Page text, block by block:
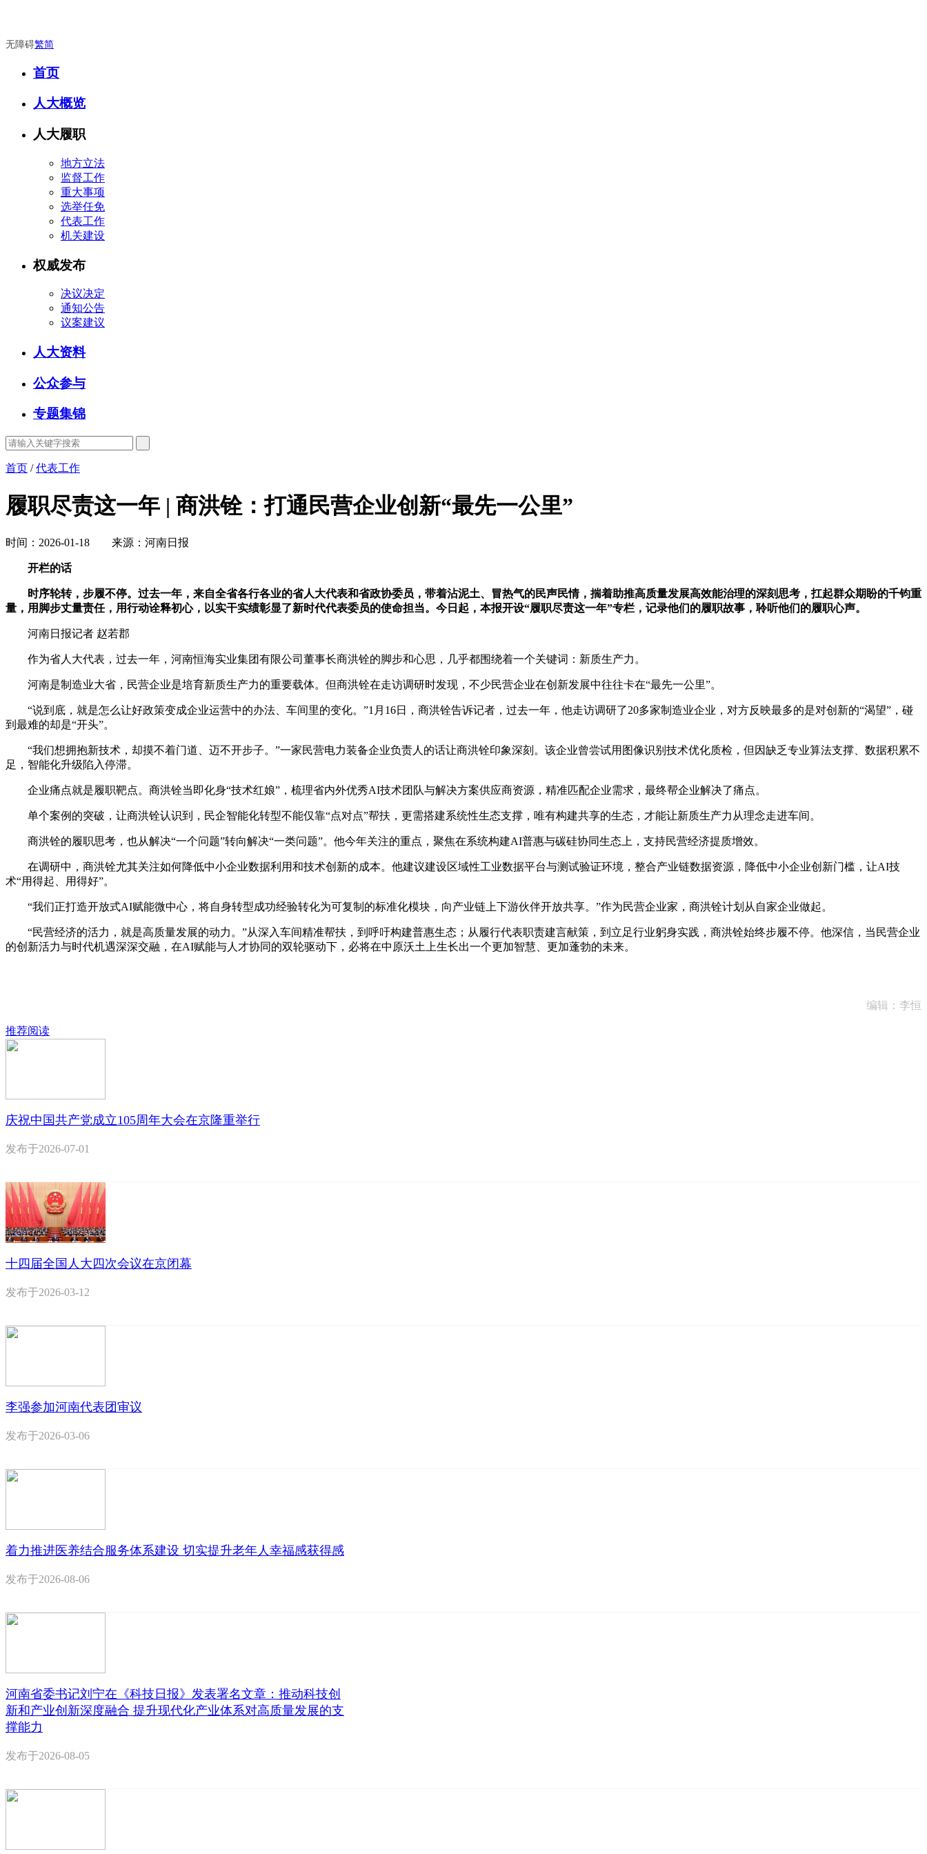
无障碍繁简
首页
人大概览
人大履职
地方立法
监督工作
重大事项
选举任免
代表工作
机关建设
权威发布
决议决定
通知公告
议案建议
人大资料
公众参与
专题集锦
首页 /代表工作
履职尽责这一年 | 商洪铨：打通民营企业创新“最先一公里”
时间：2026-01-18 来源：河南日报
开栏的话
时序轮转，步履不停。过去一年，来自全省各行各业的省人大代表和省政协委员，带着沾泥土、冒热气的民声民情，揣着助推高质量发展高效能治理的深刻思考，扛起群众期盼的千钧重
量，用脚步丈量责任，用行动诠释初心，以实干实绩彰显了新时代代表委员的使命担当。今日起，本报开设“履职尽责这一年”专栏，记录他们的履职故事，聆听他们的履职心声。
河南日报记者 赵若郡
作为省人大代表，过去一年，河南恒海实业集团有限公司董事长商洪铨的脚步和心思，几乎都围绕着一个关键词：新质生产力。
河南是制造业大省，民营企业是培育新质生产力的重要载体。但商洪铨在走访调研时发现，不少民营企业在创新发展中往往卡在“最先一公里”。
“说到底，就是怎么让好政策变成企业运营中的办法、车间里的变化。”1月16日，商洪铨告诉记者，过去一年，他走访调研了20多家制造业企业，对方反映最多的是对创新的“渴望”，碰
到最难的却是“开头”。
“我们想拥抱新技术，却摸不着门道、迈不开步子。”一家民营电力装备企业负责人的话让商洪铨印象深刻。该企业曾尝试用图像识别技术优化质检，但因缺乏专业算法支撑、数据积累不
足，智能化升级陷入停滞。
企业痛点就是履职靶点。商洪铨当即化身“技术红娘”，梳理省内外优秀AI技术团队与解决方案供应商资源，精准匹配企业需求，最终帮企业解决了痛点。
单个案例的突破，让商洪铨认识到，民企智能化转型不能仅靠“点对点”帮扶，更需搭建系统性生态支撑，唯有构建共享的生态，才能让新质生产力从理念走进车间。
商洪铨的履职思考，也从解决“一个问题”转向解决“一类问题”。他今年关注的重点，聚焦在系统构建AI普惠与碳硅协同生态上，支持民营经济提质增效。
在调研中，商洪铨尤其关注如何降低中小企业数据利用和技术创新的成本。他建议建设区域性工业数据平台与测试验证环境，整合产业链数据资源，降低中小企业创新门槛，让AI技
术“用得起、用得好”。
“我们正打造开放式AI赋能微中心，将自身转型成功经验转化为可复制的标准化模块，向产业链上下游伙伴开放共享。”作为民营企业家，商洪铨计划从自家企业做起。
“民营经济的活力，就是高质量发展的动力。”从深入车间精准帮扶，到呼吁构建普惠生态；从履行代表职责建言献策，到立足行业躬身实践，商洪铨始终步履不停。他深信，当民营企业
的创新活力与时代机遇深深交融，在AI赋能与人才协同的双轮驱动下，必将在中原沃土上生长出一个更加智慧、更加蓬勃的未来。
编辑：李恒
推荐阅读
庆祝中国共产党成立105周年大会在京隆重举行
发布于2026-07-01
十四届全国人大四次会议在京闭幕
发布于2026-03-12
李强参加河南代表团审议
发布于2026-03-06
着力推进医养结合服务体系建设 切实提升老年人幸福感获得感
发布于2026-08-06
河南省委书记刘宁在《科技日报》发表署名文章：推动科技创
新和产业创新深度融合 提升现代化产业体系对高质量发展的支
撑能力
发布于2026-08-05